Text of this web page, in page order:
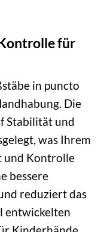
für
in puncto
Die
Stabilität und
was Ihrem
und Kontrolle
bessere
reduziert das
entwickelten